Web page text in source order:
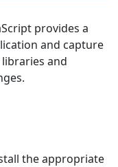
provides a
and capture
and
the appropriate